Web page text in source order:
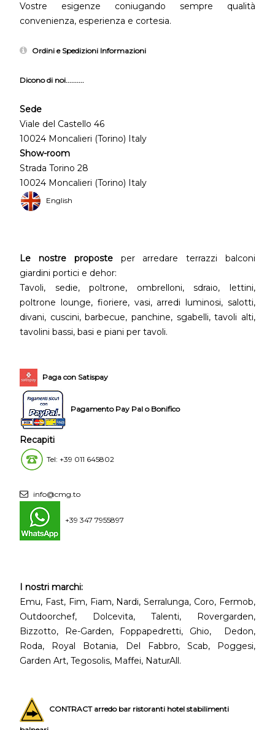
Vostre esigenze coniugando sempre qualità
convenienza, esperienza e cortesia.
Ordini e Spedizioni Informazioni
Dicono di noi..........
Sede
Viale del Castello 46
10024 Moncalieri (Torino) Italy
Show-room
Strada Torino 28
10024 Moncalieri (Torino) Italy
English
Le nostre proposteper arredare terrazzi balconi
giardini portici e dehor:
Tavoli, sedie, poltrone, ombrelloni, sdraio, lettini,
poltrone lounge, fioriere, vasi, arredi luminosi, salotti,
divani, cuscini, barbecue, panchine, sgabelli, tavoli alti,
tavolini bassi, basi e piani per tavoli.
Paga con Satispay
Pagamento Pay Pal o Bonifico
Recapiti
Tel: +39 011 645802
info@cmg.to
+39 347 7955897
I nostri marchi:
Emu, Fast, Fim, Fiam, Nardi, Serralunga, Coro, Fermob,
Outdoorchef, Dolcevita, Talenti, Rovergarden,
Bizzotto, Re-Garden, Foppapedretti, Ghio, Dedon,
Roda, Royal Botania, Del Fabbro, Scab, Poggesi,
Garden Art, Tegosolis, Maffei, NaturAll.
CONTRACT arredo bar ristoranti hotel stabilimenti